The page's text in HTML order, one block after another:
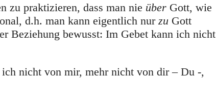
zu praktizieren, dass man nie über Gott, wie
d.h. man kann eigentlich nur zu Gott
Beziehung bewusst: Im Gebet kann ich nicht
nicht von mir, mehr nicht von dir – Du -,